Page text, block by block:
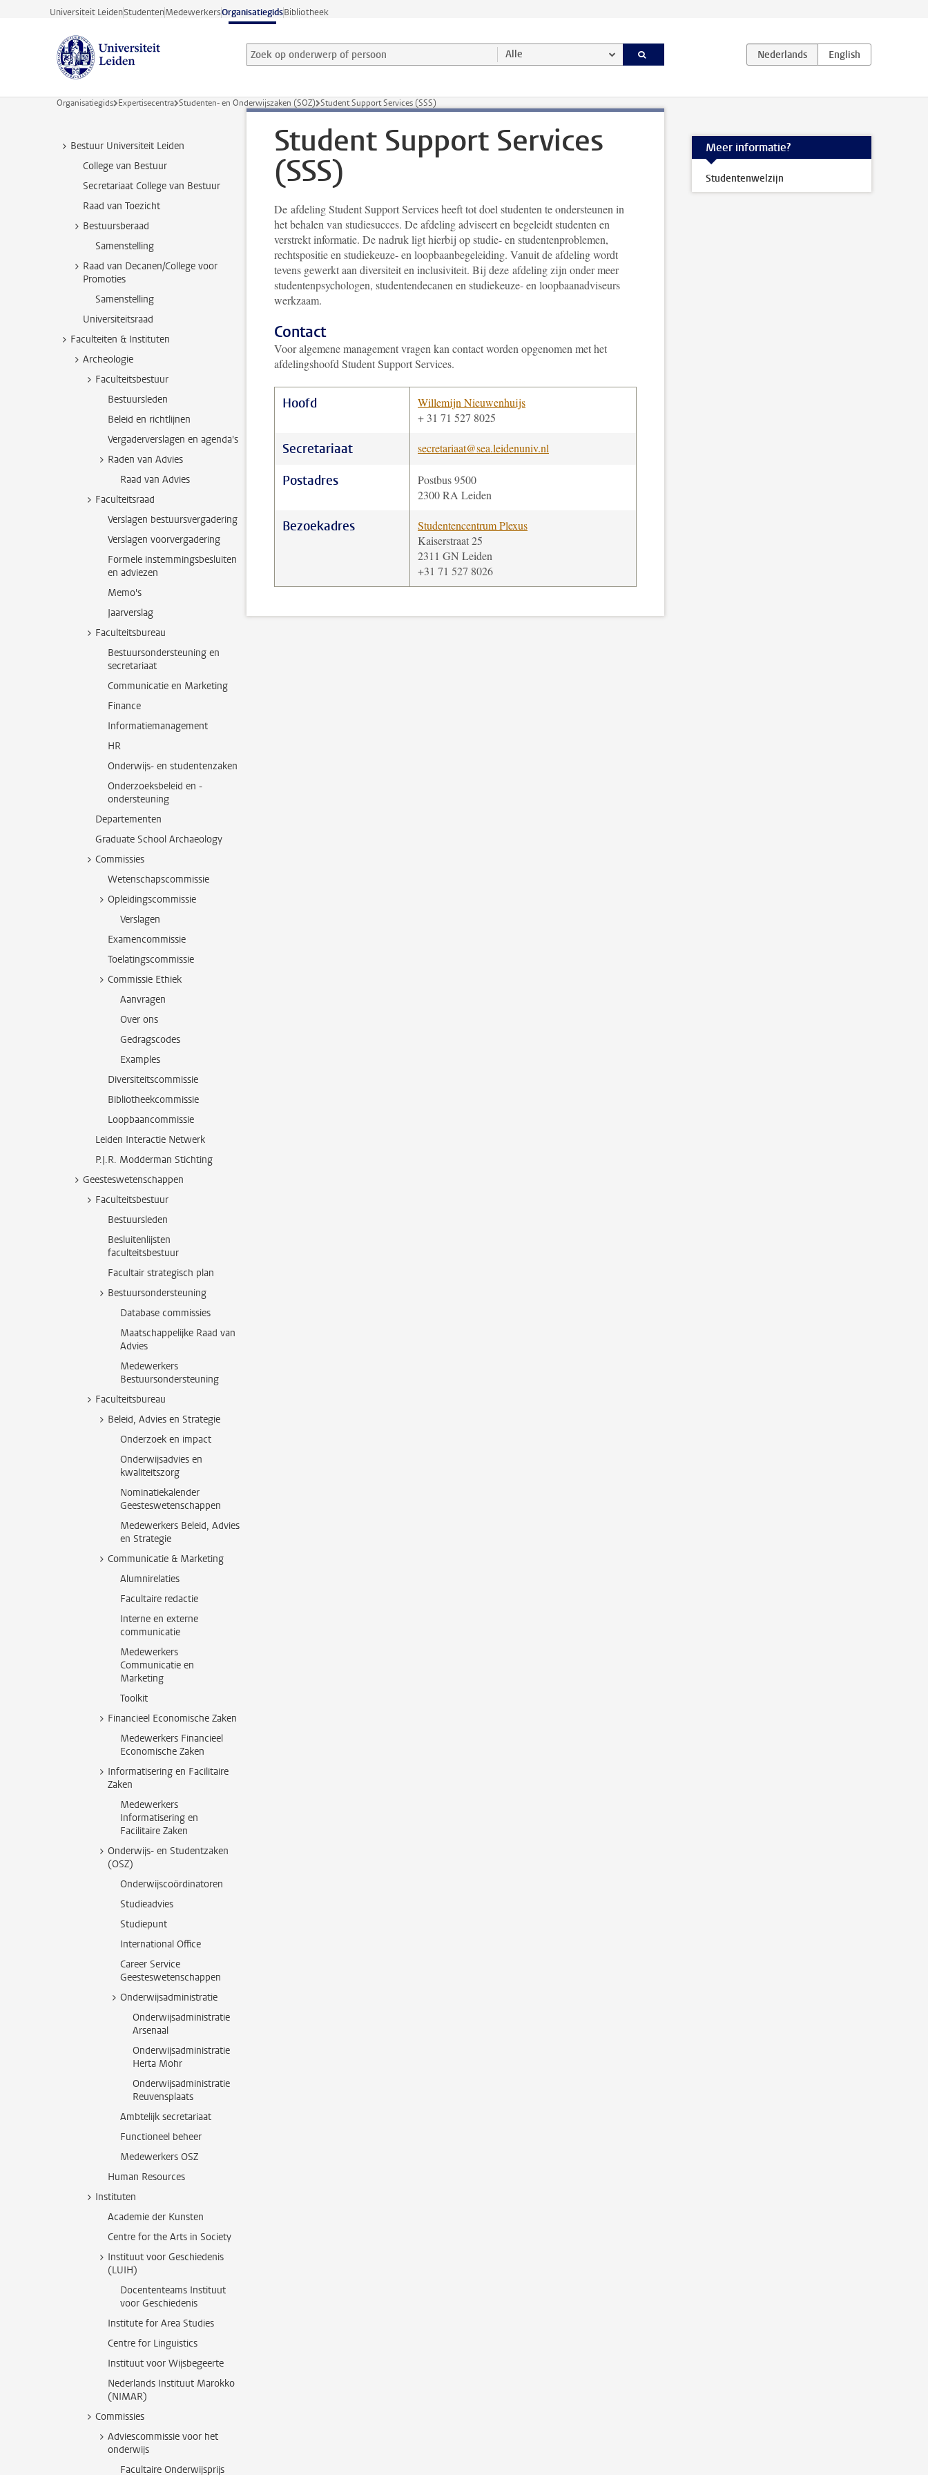
Ga direct naar de inhoud
Universiteit LeidenStudentenMedewerkersOrganisatiegidsBibliotheek
Zoek op onderwerp of persoon en selecteer categorie
Zoekterm Alle
Organisatiegids Expertisecentra Studenten- en Onderwijszaken (SOZ) Student Support Services (SSS)
Bestuur Universiteit Leiden
College van Bestuur
Secretariaat College van Bestuur
Raad van Toezicht
Bestuursberaad
Samenstelling
Raad van Decanen/College voor
Promoties
Samenstelling
Universiteitsraad
Faculteiten & Instituten
Archeologie
Faculteitsbestuur
Bestuursleden
Beleid en richtlijnen
Vergaderverslagen en agenda's
Raden van Advies
Raad van Advies
Faculteitsraad
Verslagen bestuursvergadering
Verslagen voorvergadering
Formele instemmingsbesluiten
en adviezen
Memo's
Jaarverslag
Faculteitsbureau
Bestuursondersteuning en
secretariaat
Communicatie en Marketing
Finance
Informatiemanagement
HR
Onderwijs- en studentenzaken
Onderzoeksbeleid en -
ondersteuning
Departementen
Graduate School Archaeology
Commissies
Wetenschapscommissie
Opleidingscommissie
Verslagen
Examencommissie
Toelatingscommissie
Commissie Ethiek
Aanvragen
Over ons
Gedragscodes
Examples
Diversiteitscommissie
Bibliotheekcommissie
Loopbaancommissie
Leiden Interactie Netwerk
P.J.R. Modderman Stichting
Geesteswetenschappen
Faculteitsbestuur
Bestuursleden
Besluitenlijsten
faculteitsbestuur
Facultair strategisch plan
Bestuursondersteuning
Database commissies
Maatschappelijke Raad van
Advies
Medewerkers
Bestuursondersteuning
Faculteitsbureau
Beleid, Advies en Strategie
Onderzoek en impact
Onderwijsadvies en
kwaliteitszorg
Nominatiekalender
Geesteswetenschappen
Medewerkers Beleid, Advies
en Strategie
Communicatie & Marketing
Alumnirelaties
Facultaire redactie
Interne en externe
communicatie
Medewerkers
Communicatie en
Marketing
Toolkit
Financieel Economische Zaken
Medewerkers Financieel
Economische Zaken
Informatisering en Facilitaire
Zaken
Medewerkers
Informatisering en
Facilitaire Zaken
Onderwijs- en Studentzaken
(OSZ)
Onderwijscoördinatoren
Studieadvies
Studiepunt
International Office
Career Service
Geesteswetenschappen
Onderwijsadministratie
Onderwijsadministratie
Arsenaal
Onderwijsadministratie
Herta Mohr
Onderwijsadministratie
Reuvensplaats
Ambtelijk secretariaat
Functioneel beheer
Medewerkers OSZ
Human Resources
Instituten
Academie der Kunsten
Centre for the Arts in Society
Instituut voor Geschiedenis
(LUIH)
Docententeams Instituut
voor Geschiedenis
Institute for Area Studies
Centre for Linguistics
Instituut voor Wijsbegeerte
Nederlands Instituut Marokko
(NIMAR)
Commissies
Adviescommissie voor het
onderwijs
Facultaire Onderwijsprijs
Student Support Services
(SSS)
De afdeling Student Support Services heeft tot doel studenten te ondersteunen in
het behalen van studiesucces. De afdeling adviseert en begeleidt studenten en
verstrekt informatie. De nadruk ligt hierbij op studie- en studentenproblemen,
rechtspositie en studiekeuze- en loopbaanbegeleiding. Vanuit de afdeling wordt
tevens gewerkt aan diversiteit en inclusiviteit. Bij deze afdeling zijn onder meer
studentenpsychologen, studentendecanen en studiekeuze- en loopbaanadviseurs
werkzaam.
Contact
Voor algemene management vragen kan contact worden opgenomen met het
afdelingshoofd Student Support Services.
Hoofd
Willemijn Nieuwenhuijs
+ 31 71 527 8025
Secretariaat secretariaat@sea.leidenuniv.nl
Postadres
Postbus 9500
2300 RA Leiden
Bezoekadres
Studentencentrum Plexus
Kaiserstraat 25
2311 GN Leiden
+31 71 527 8026
Meer informatie?
Studentenwelzijn